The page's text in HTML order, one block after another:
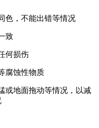
色，不能出错等情况
致
何损伤
腐蚀性物质
或地面拖动等情况，以减